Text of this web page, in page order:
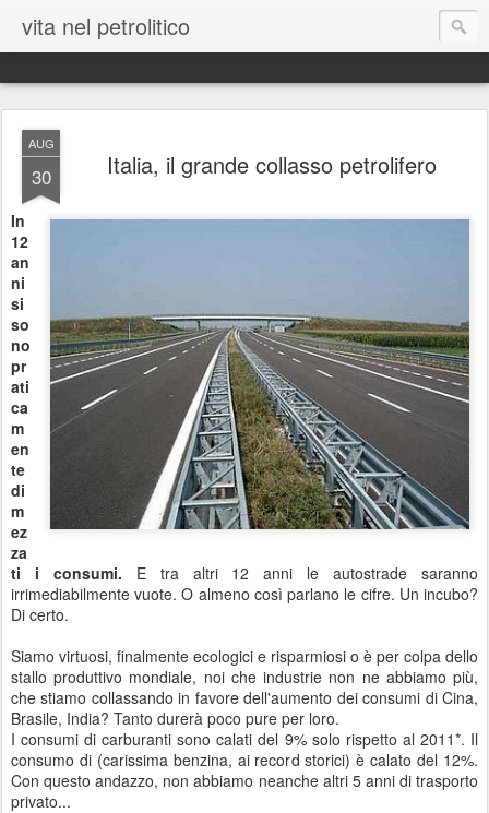
vita nel petrolitico
AUG
30 Italia, il grande collasso petrolifero
In
12
an
ni
si
so
no
pr
ati
ca
m
en
te
di
m
ez
za
ti i consumi. E tra altri 12 anni le autostrade saranno
irrimediabilmente vuote. O almeno così parlano le cifre. Un incubo?
Di certo.
Siamo virtuosi, finalmente ecologici e risparmiosi o è per colpa dello
stallo produttivo mondiale, noi che industrie non ne abbiamo più,
che stiamo collassando in favore dell'aumento dei consumi di Cina,
Brasile, India? Tanto durerà poco pure per loro.
I consumi di carburanti sono calati del 9% solo rispetto al 2011*. Il
consumo di (carissima benzina, ai record storici) è calato del 12%.
Con questo andazzo, non abbiamo neanche altri 5 anni di trasporto
privato...